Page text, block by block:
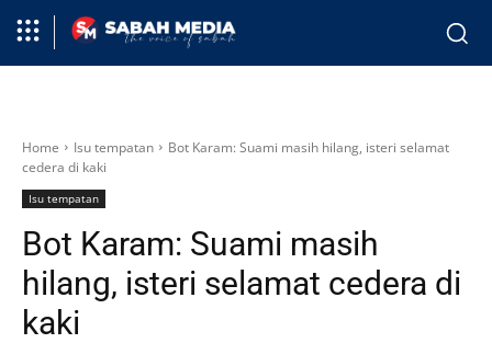
Home Isu tempatan
Bot Karam: Suami masih hilang, isteri selamat
cedera di kaki
Isu tempatan
Bot Karam: Suami masih
hilang, isteri selamat cedera di
kaki